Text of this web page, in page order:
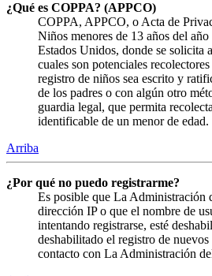
¿Qué es COPPA? (APPCO)
COPPA, APPCO, o Acta de
Niños menores de 13 años del
Estados Unidos, donde se solicita
cuales son potenciales
registro de niños sea escrito y
de los padres o con algún otro
guardia legal, que permita
identificable de un menor de edad.
Arriba
¿Por qué no puedo registrarme?
Es posible que La Administración
dirección IP o que el nombre de
intentando registrarse, esté
deshabilitado el registro de nuevos
contacto con La Administración